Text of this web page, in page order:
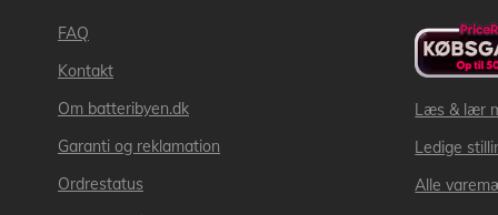
FAQ
Kontakt
Om batteribyen.dk
Garanti og reklamation
Ordrestatus
Læs & lær
Ledige
Alle